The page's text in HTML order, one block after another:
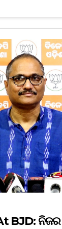
BJD: